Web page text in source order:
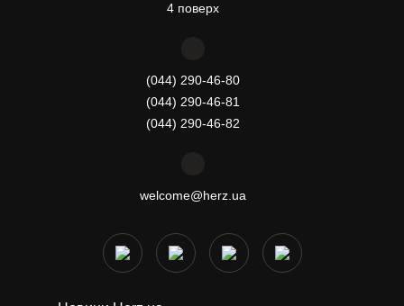
4 поверх
(044) 290-46-80
(044) 290-46-81
(044) 290-46-82
welcome@herz.ua